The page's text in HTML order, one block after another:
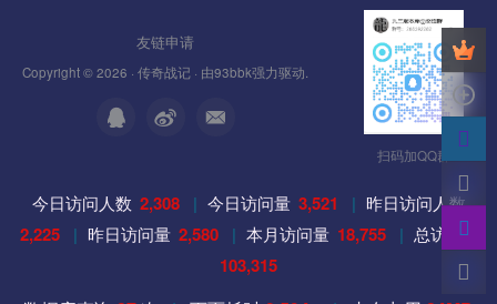
友链申请
Copyright © 2026 · 传奇战记 · 由93bbk强力驱动.
扫码加QQ群
今日访问人数 2,308 | 今日访问量 3,521 | 昨日访问人数
2,225 | 昨日访问量 2,580 | 本月访问量 18,755 | 总访问量
103,315